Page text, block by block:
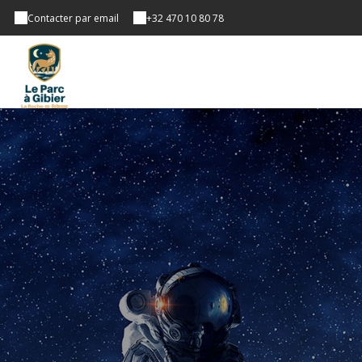
Contacter par email +32 470 10 80 78